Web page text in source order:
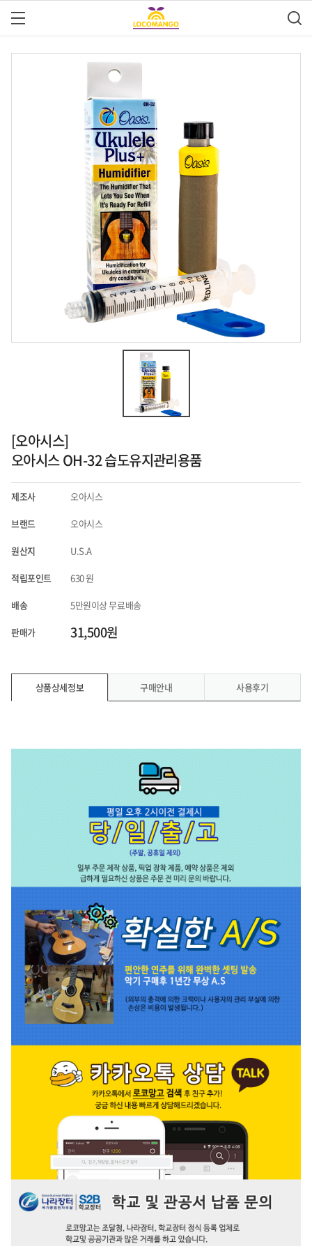
[오아시스]
오아시스 OH-32 습도유지관리용품
제조사 오아시스
브랜드 오아시스
원산지 U.S.A
적립포인트 630원
배송 5만원이상 무료배송
판매가 31,500원
상품상세정보 구매안내 사용후기